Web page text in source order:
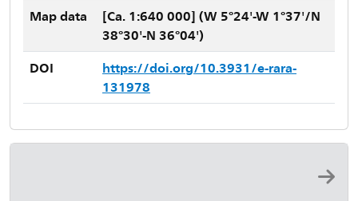
Map data
[Ca. 1:640 000] (W 5°24'-W 1°37'/N
38°30'-N 36°04')
DOI
https://doi.org/10.3931/e-rara-
131978